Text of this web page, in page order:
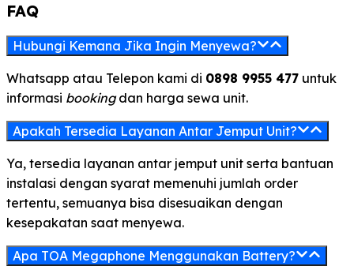
FAQ
Hubungi Kemana Jika Ingin Menyewa?
Whatsapp atau Telepon kami di 0898 9955 477 untuk
informasi bookingdan harga sewa unit.
Apakah Tersedia Layanan Antar Jemput Unit?
Ya, tersedia layanan antar jemput unit serta bantuan
instalasi dengan syarat memenuhi jumlah order
tertentu, semuanya bisa disesuaikan dengan
kesepakatan saat menyewa.
Apa TOA Megaphone Menggunakan Battery?